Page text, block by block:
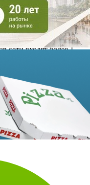
широкий ассортимент
зоны для отдыха
специализируется
марку
до 114 млрд рублей.
38,77%, до
только при